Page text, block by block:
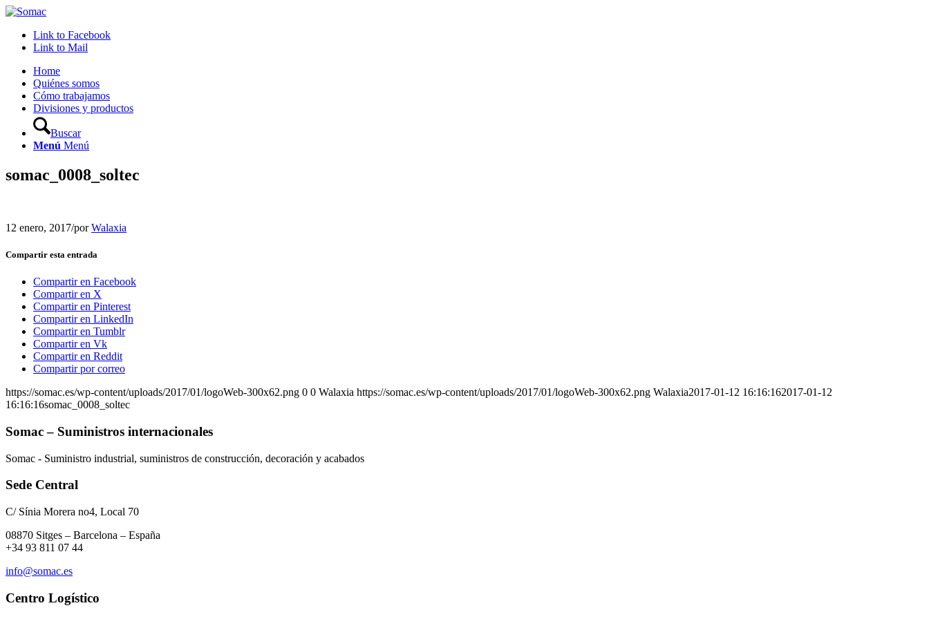
Link to Facebook
Link to Mail
Home
Quiénes somos
Cómo trabajamos
Divisiones y productos
Buscar
Menú Menú
somac_0008_soltec
12 enero, 2017/porWalaxia
Compartir esta entrada
Compartir en Facebook
Compartir en X
Compartir en Pinterest
Compartir en LinkedIn
Compartir en Tumblr
Compartir en Vk
Compartir en Reddit
Compartir por correo
https://somac.es/wp-content/uploads/2017/01/logoWeb-300x62.png 0 0 Walaxia https://somac.es/wp-content/uploads/2017/01/logoWeb-300x62.png Walaxia2017-01-12 16:16:162017-01-12
16:16:16somac_0008_soltec
Somac – Suministros internacionales
Somac - Suministro industrial, suministros de construcción, decoración y acabados
Sede Central
C/ Sínia Morera no4, Local 70
08870 Sitges – Barcelona – España
+34 93 811 07 44
info@somac.es
Centro Logístico